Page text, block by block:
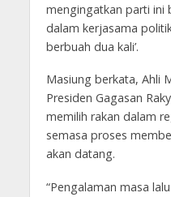
mengingatkan parti ini
dalam kerjasama
berbuah dua kali’.
Masiung berkata, Ahli
Presiden Gagasan
memilih rakan dalam
semasa proses
akan datang.
“Pengalaman masa